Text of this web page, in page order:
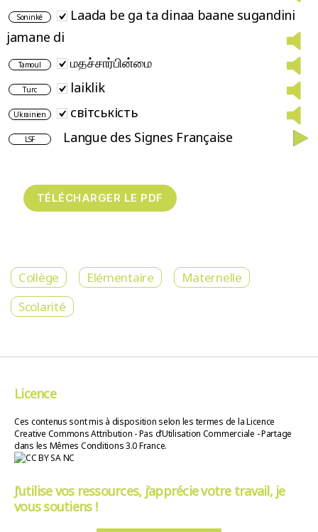
Soninké
Laada be ga ta dinaa baane sugandini
jamane di
Tamoul மதச்சார்பின்மை
Turc laiklik
Ukrainien світськість
LSF Langue des Signes Française
Collège Elémentaire
Maternelle
Scolarité
Licence
Ces contenus sont mis à disposition selon les termes de la Licence
Creative Commons Attribution - Pas d’Utilisation Commerciale - Partage
dans les Mêmes Conditions 3.0 France.
J’utilise vos ressources, j’apprécie votre travail, je
vous soutiens !